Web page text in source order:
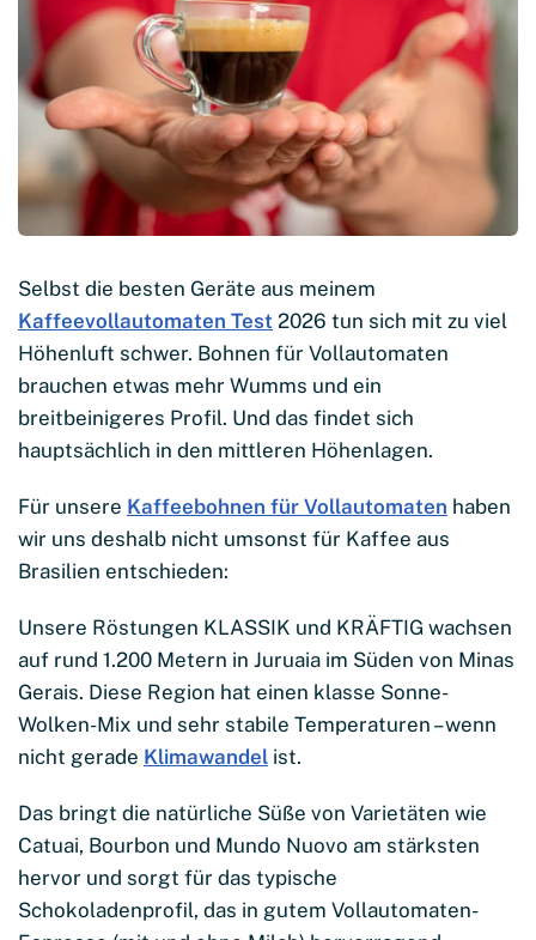
Selbst die besten Geräte aus meinem
Kaffeevollautomaten Test 2026 tun sich mit zu viel
Höhenluft schwer. Bohnen für Vollautomaten
brauchen etwas mehr Wumms und ein
breitbeinigeres Profil. Und das findet sich
hauptsächlich in den mittleren Höhenlagen.
Für unsere Kaffeebohnen für Vollautomaten haben
wir uns deshalb nicht umsonst für Kaffee aus
Brasilien entschieden:
Unsere Röstungen KLASSIK und KRÄFTIG wachsen
auf rund 1.200 Metern in Juruaia im Süden von Minas
Gerais. Diese Region hat einen klasse Sonne-
Wolken-Mix und sehr stabile Temperaturen – wenn
nicht gerade Klimawandel ist.
Das bringt die natürliche Süße von Varietäten wie
Catuai, Bourbon und Mundo Nuovo am stärksten
hervor und sorgt für das typische
Schokoladenprofil, das in gutem Vollautomaten-